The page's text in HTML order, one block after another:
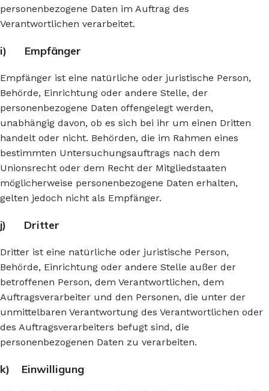
personenbezogene Daten im Auftrag des
Verantwortlichen verarbeitet.
i) Empfänger
Empfänger ist eine natürliche oder juristische Person,
Behörde, Einrichtung oder andere Stelle, der
personenbezogene Daten offengelegt werden,
unabhängig davon, ob es sich bei ihr um einen Dritten
handelt oder nicht. Behörden, die im Rahmen eines
bestimmten Untersuchungsauftrags nach dem
Unionsrecht oder dem Recht der Mitgliedstaaten
möglicherweise personenbezogene Daten erhalten,
gelten jedoch nicht als Empfänger.
j) Dritter
Dritter ist eine natürliche oder juristische Person,
Behörde, Einrichtung oder andere Stelle außer der
betroffenen Person, dem Verantwortlichen, dem
Auftragsverarbeiter und den Personen, die unter der
unmittelbaren Verantwortung des Verantwortlichen oder
des Auftragsverarbeiters befugt sind, die
personenbezogenen Daten zu verarbeiten.
k) Einwilligung